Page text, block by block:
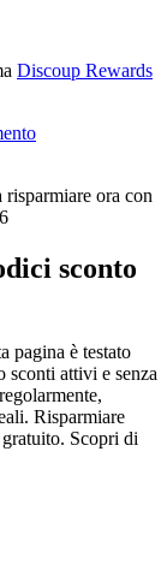
Discoup Rewards
risparmiare ora con
sconto
pagina è testato
sconti attivi e senza
Risparmiare
Scopri di